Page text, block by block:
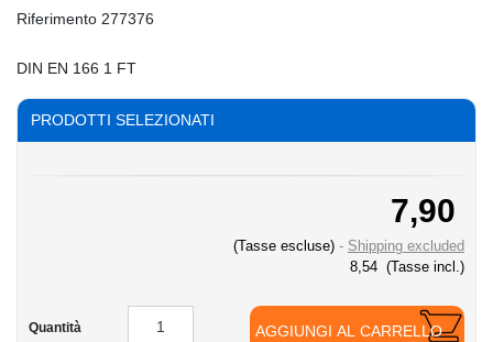
Riferimento 277376
DIN EN 166 1 FT
PRODOTTI SELEZIONATI
7,90
(Tasse escluse)
Shipping excluded
8,54 (Tasse incl.)
Quantità AGGIUNGI AL CARRELLO